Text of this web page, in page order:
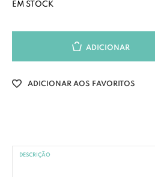
EM STOCK
ADICIONAR
ADICIONAR AOS FAVORITOS
DESCRIÇÃO